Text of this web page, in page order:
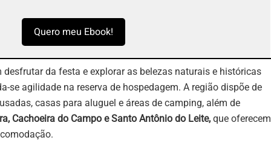
Quero meu Ebook!
desfrutar da festa e explorar as belezas naturais e históricas
se agilidade na reserva de hospedagem. A região dispõe de
casas para aluguel e áreas de camping, além de
Cachoeira do Campo e Santo Antônio do Leite, que oferecem